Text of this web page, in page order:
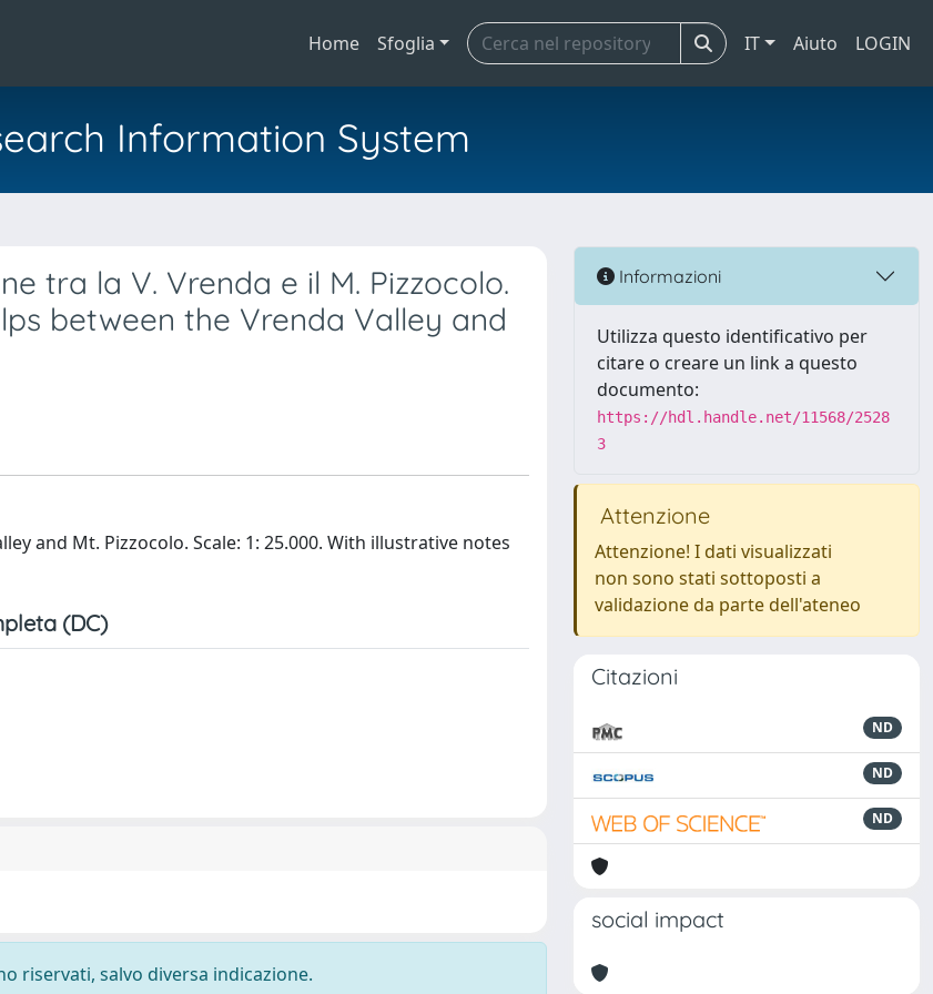
Home Sfoglia IT Aiuto LOGIN
Information System
tra la V. Vrenda e il M. Pizzocolo.
between the Vrenda Valley and
and Mt. Pizzocolo. Scale: 1: 25.000. With illustrative notes
(DC)
riservati, salvo diversa indicazione.
Informazioni
Utilizza questo identificativo per
citare o creare un link a questo
documento:
https://hdl.handle.net/11568/2528
3
Attenzione
Attenzione! I dati visualizzati
non sono stati sottoposti a
validazione da parte dell'ateneo
Citazioni
ND
ND
ND
social impact